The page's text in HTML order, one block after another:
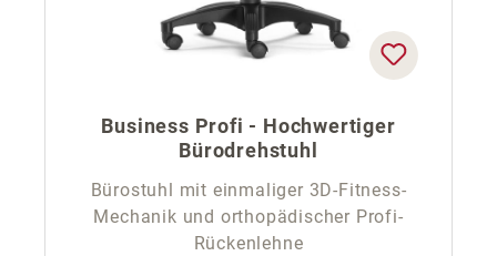
Business Profi - Hochwertiger
Bürodrehstuhl
Bürostuhl mit einmaliger 3D-Fitness-
Mechanik und orthopädischer Profi-
Rückenlehne